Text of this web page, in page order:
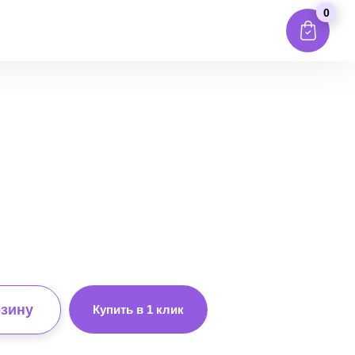
0
Купить в 1 клик